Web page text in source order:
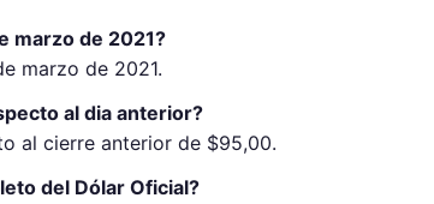
marzo de 2021?
marzo de 2021.
al dia anterior?
al cierre anterior de $95,00.
del Dólar Oficial?